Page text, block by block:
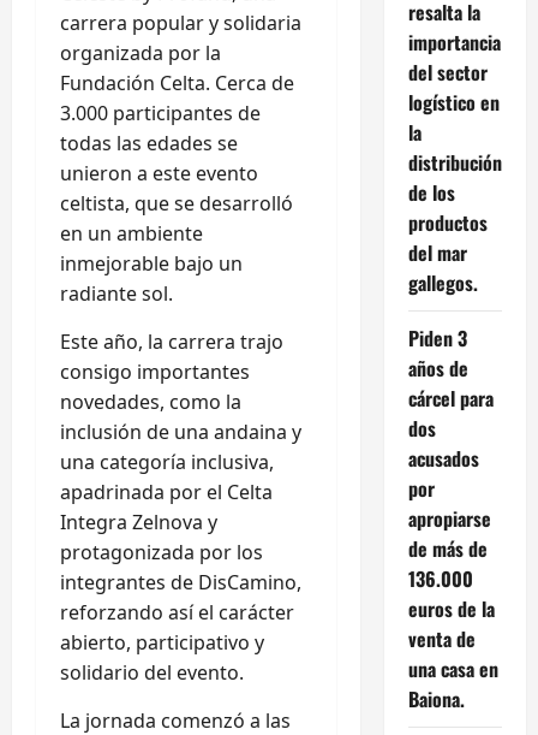
carrera popular y solidaria
organizada por la
Fundación Celta. Cerca de
3.000 participantes de
todas las edades se
unieron a este evento
celtista, que se desarrolló
en un ambiente
inmejorable bajo un
radiante sol.
Este año, la carrera trajo
consigo importantes
novedades, como la
inclusión de una andaina y
una categoría inclusiva,
apadrinada por el Celta
Integra Zelnova y
protagonizada por los
integrantes de DisCamino,
reforzando así el carácter
abierto, participativo y
solidario del evento.
La jornada comenzó a las
resalta la
importancia
del sector
logístico en
la
distribución
de los
productos
del mar
gallegos.
Piden 3
años de
cárcel para
dos
acusados
por
apropiarse
de más de
136.000
euros de la
venta de
una casa en
Baiona.